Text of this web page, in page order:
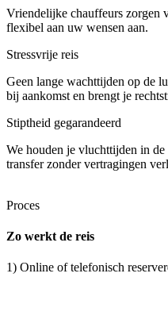
Vriendelijke chauffeurs zorgen
flexibel aan uw wensen aan.
Stressvrije reis
Geen lange wachttijden op de
bij aankomst en brengt je
Stiptheid gegarandeerd
We houden je vluchttijden in
transfer zonder vertragingen
Proces
Zo werkt de reis
1) Online of telefonisch